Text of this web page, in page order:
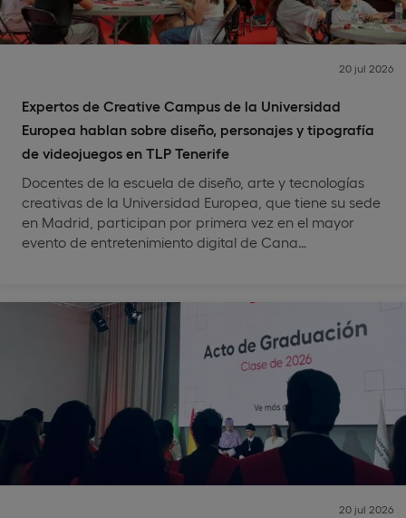
Expertos de Creative Campus de la Universidad
Europea hablan sobre diseño, personajes y tipografía
de videojuegos en TLP Tenerife
20 jul 2026
Docentes de la escuela de diseño, arte y tecnologías
creativas de la Universidad Europea, que tiene su sede
en Madrid, participan por primera vez en el mayor
evento de entretenimiento digital de Cana…
20 jul 2026